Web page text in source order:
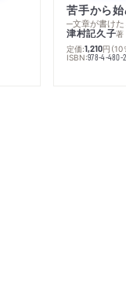
苦手から
─文章が書け
津村記久子著
定価:1,210円 （
ISBN:978-4-480-